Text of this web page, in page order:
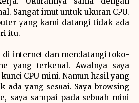
Sangat imut untuk ukuran CPU.
yang kami datangi tidak ada
itu.
di internet dan mendatangi toko-
yang terkenal. Awalnya saya
CPU mini. Namun hasil yang
ada yang sesuai. Saya browsing
saya sampai pada sebuah mini